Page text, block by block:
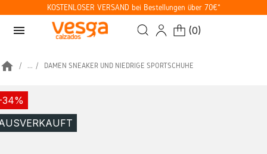
KOSTENLOSER VERSAND bei Bestellungen über 70€*
menu (0)
home ... DAMEN SNEAKER UND NIEDRIGE SPORTSCHUHE